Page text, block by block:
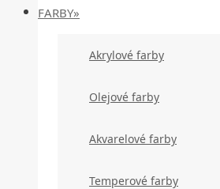
FARBY»
Akrylové farby
Olejové farby
Akvarelové farby
Temperové farby